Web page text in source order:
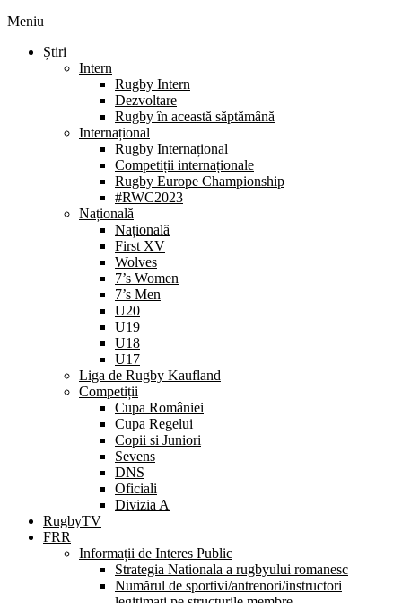
Meniu
Știri
Intern
Rugby Intern
Dezvoltare
Rugby în această săptămână
Internațional
Rugby Internațional
Competiții internaționale
Rugby Europe Championship
#RWC2023
Națională
Națională
First XV
Wolves
7’s Women
7’s Men
U20
U19
U18
U17
Liga de Rugby Kaufland
Competiții
Cupa României
Cupa Regelui
Copii si Juniori
Sevens
DNS
Oficiali
Divizia A
RugbyTV
FRR
Informații de Interes Public
Strategia Nationala a rugbyului romanesc
Numărul de sportivi/antrenori/instructori